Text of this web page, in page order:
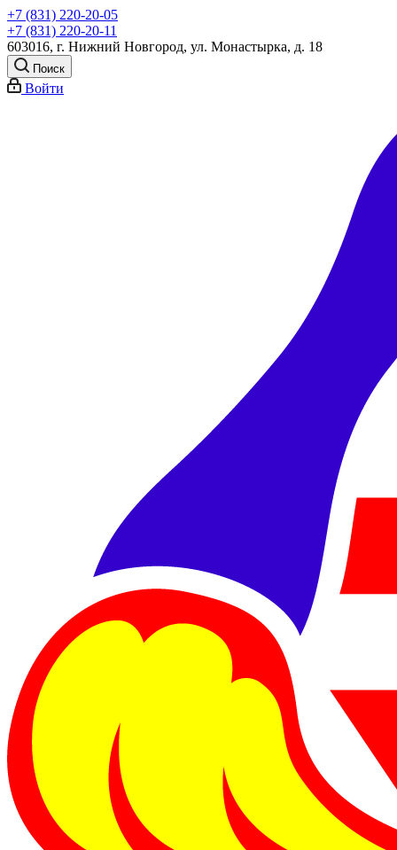
+7 (831) 220-20-05
+7 (831) 220-20-11
603016, г. Нижний Новгород, ул. Монастырка, д. 18
Поиск
Войти